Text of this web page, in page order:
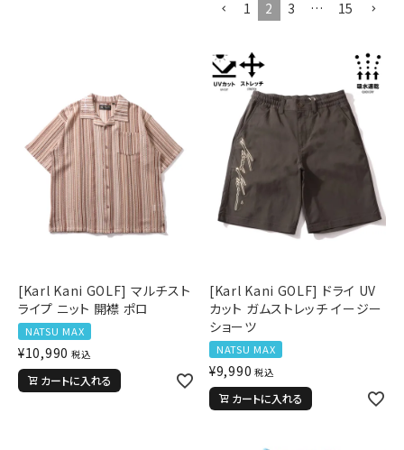
新作アイテム
ニュース・特集
1
2 3 … 15
[Karl Kani GOLF] マルチスト
ライプ ニット 開襟 ポロ
NATSU MAX
¥10,990 税込
カートに入れる
[Karl Kani GOLF] ドライ UV
カット ガムストレッチ イージー
ショーツ
NATSU MAX
¥9,990 税込
カートに入れる